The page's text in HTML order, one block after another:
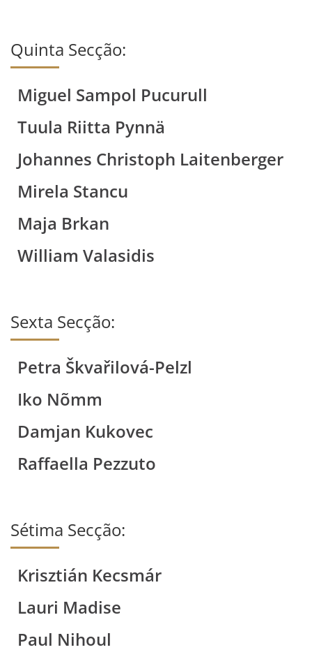
Quinta Secção:
Miguel Sampol Pucurull
Tuula Riitta Pynnä
Johannes Christoph Laitenberger
Mirela Stancu
Maja Brkan
William Valasidis
Sexta Secção:
Petra Škvařilová-Pelzl
Iko Nõmm
Damjan Kukovec
Raffaella Pezzuto
Sétima Secção:
Krisztián Kecsmár
Lauri Madise
Paul Nihoul